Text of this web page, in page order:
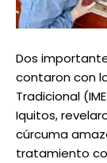
Dos
contaron con
Tradicional
Iquitos,
cúrcuma
tratamiento